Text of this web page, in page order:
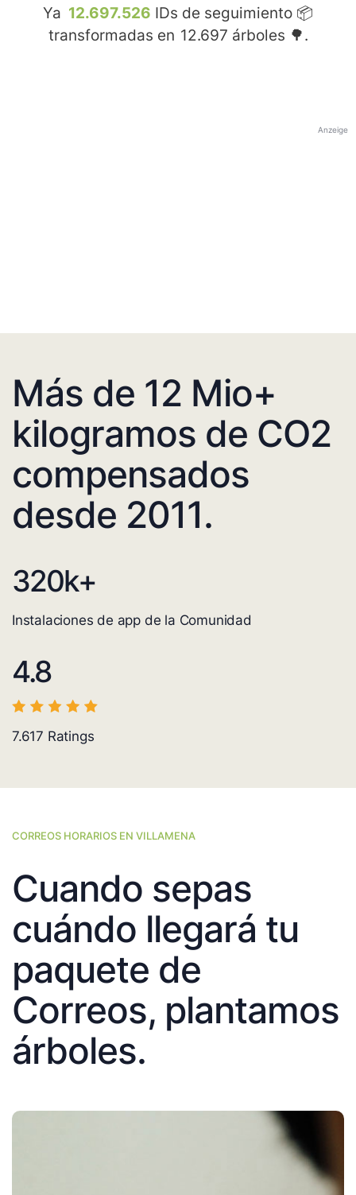
Ya 12.697.526 IDs de seguimiento 📦
transformadas en 12.697 árboles 🌳.
Anzeige
Más de 12 Mio+
kilogramos de CO2
compensados
desde 2011.
320k+
Instalaciones de app de la Comunidad
4.8
7.617 Ratings
CORREOS HORARIOS EN VILLAMENA
Cuando sepas
cuándo llegará tu
paquete de
Correos, plantamos
árboles.